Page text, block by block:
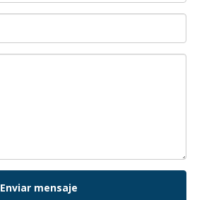
Enviar mensaje